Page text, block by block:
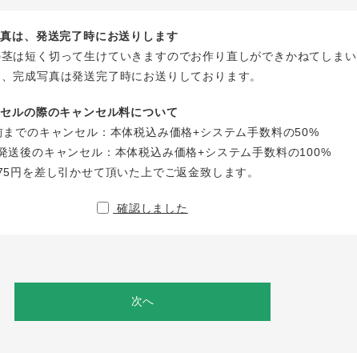
は、発送完了時にお送りします
は短く切って生けていきますのでお作り直しができかねてしまい
完成写真は発送完了時にお送りしております。
ルの際のキャンセル料について
でのキャンセル：本体税込み価格+システム手数料の50%
送後のキャンセル：本体税込み価格+システム手数料の100%
円を差し引かせて頂いた上でご返金致します。
確認しました
次へ